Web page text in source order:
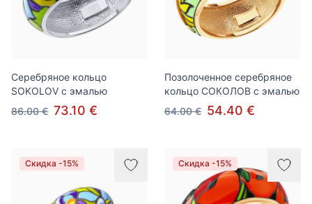
Серебряное кольцо
SOKOLOV с эмалью
86.00 € 73.10 €
Позолоченное серебряное
кольцо СОКОЛОВ с эмалью
64.00 € 54.40 €
Скидка -15% Скидка -15%